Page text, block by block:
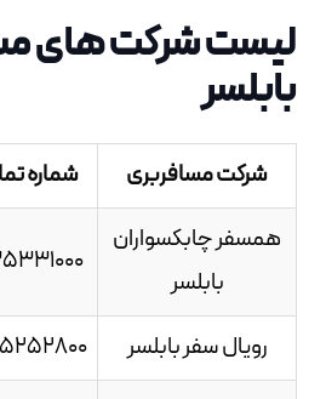
لیست شرکت های
بابلسر
شرکت مسافربری شماره
همسفر چابکسواران
بابلسر
رویال سفر بابلسر